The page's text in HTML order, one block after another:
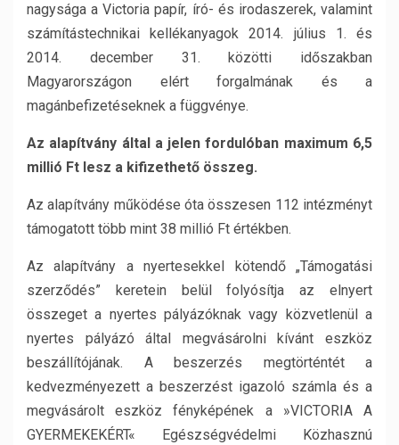
nagysága a Victoria papír, író- és irodaszerek, valamint
számítástechnikai kellékanyagok 2014. július 1. és
2014. december 31. közötti időszakban
Magyarországon elért forgalmának és a
magánbefizetéseknek a függvénye.
Az alapítvány által a jelen fordulóban maximum 6,5
millió Ft lesz a kifizethető összeg.
Az alapítvány működése óta összesen 112 intézményt
támogatott több mint 38 millió Ft értékben.
Az alapítvány a nyertesekkel kötendő „Támogatási
szerződés” keretein belül folyósítja az elnyert
összeget a nyertes pályázóknak vagy közvetlenül a
nyertes pályázó által megvásárolni kívánt eszköz
beszállítójának. A beszerzés megtörténtét a
kedvezményezett a beszerzést igazoló számla és a
megvásárolt eszköz fényképének a »VICTORIA A
GYERMEKEKÉRT« Egészségvédelmi Közhasznú